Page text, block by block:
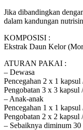
Jika dibandingkan
dalam kandungan
KOMPOSISI :
Ekstrak Daun Kelor
ATURAN PAKAI :
– Dewasa
Pencegahan 2 x 1 kapsul
Pengobatan 3 x 3 kapsul
– Anak-anak
Pencegahan 1 x 1 kapsul
Pengobatan 2 x 2 kapsul
– Sebaiknya diminum 30